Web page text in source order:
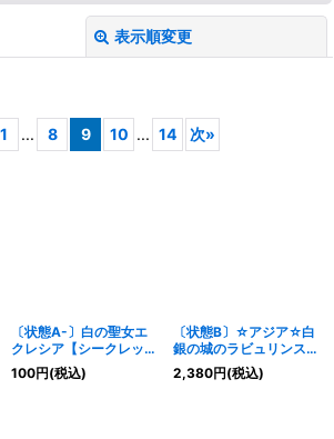
表示順変更
1 ... 8 9 10 ... 14 次»
〔状態A-〕白の聖女エ
クレシア【シークレッ
ト】{LOCR-JP034}
《モンスター》
100円(税込)
〔状態B〕☆アジア☆白
銀の城のラビュリンス
【プリズマティックシー
クレット】{アジア
2,380円(税込)